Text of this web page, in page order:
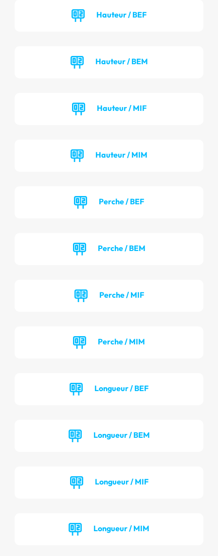
Hauteur / BEF
Hauteur / BEM
Hauteur / MIF
Hauteur / MIM
Perche / BEF
Perche / BEM
Perche / MIF
Perche / MIM
Longueur / BEF
Longueur / BEM
Longueur / MIF
Longueur / MIM